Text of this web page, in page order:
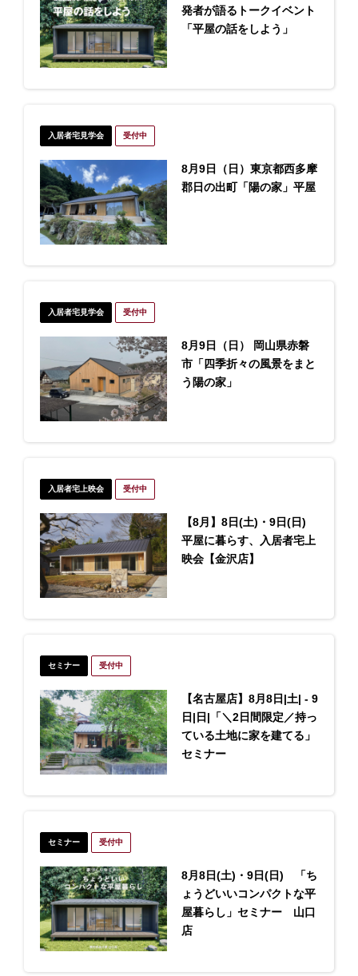
発者が語るトークイベント
「平屋の話をしよう」
入居者宅見学会 受付中
8月9日（日）東京都西多摩
郡日の出町「陽の家」平屋
入居者宅見学会 受付中
8月9日（日） 岡山県赤磐
市「四季折々の風景をまと
う陽の家」
入居者宅上映会 受付中
【8月】8日(土)・9日(日)
平屋に暮らす、入居者宅上
映会【金沢店】
セミナー 受付中
【名古屋店】8月8日|土| - 9
日|日|「＼2日間限定／持っ
ている土地に家を建てる」
セミナー
セミナー 受付中
8月8日(土)・9日(日) 「ち
ょうどいいコンパクトな平
屋暮らし」セミナー 山口
店